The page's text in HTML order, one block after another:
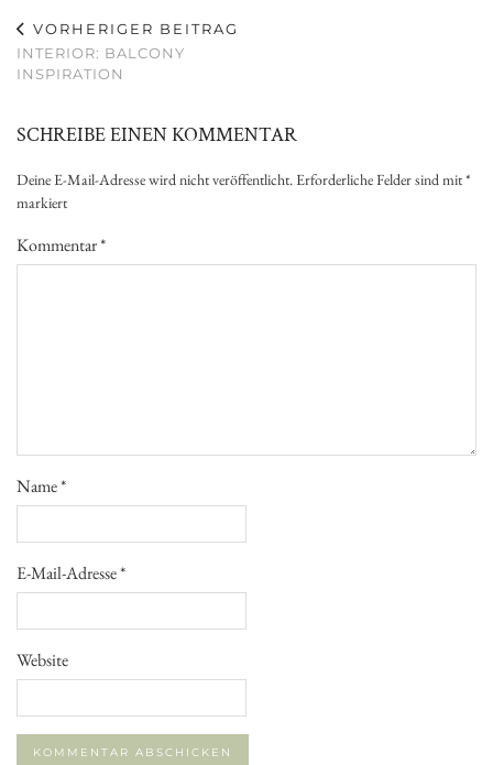
VORHERIGER BEITRAG
INTERIOR: BALCONY
INSPIRATION
SCHREIBE EINEN KOMMENTAR
Deine E-Mail-Adresse wird nicht veröffentlicht.Erforderliche Felder sind mit*
markiert
Kommentar*
Name*
E-Mail-Adresse*
Website